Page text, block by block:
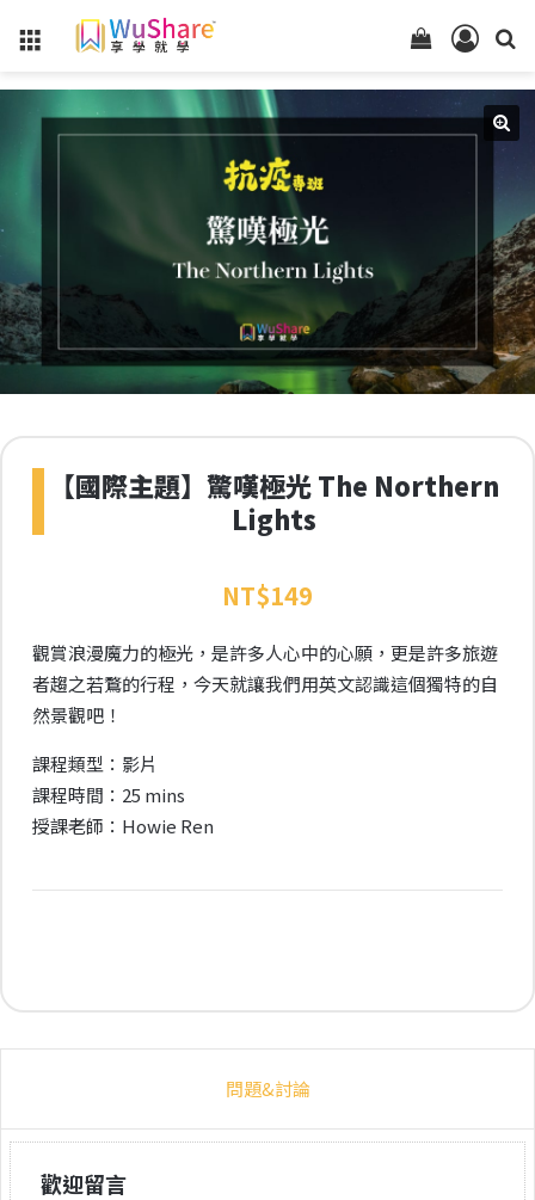
Menu
登
查
的
狀
態
【國際主題】驚嘆極光 The Northern
Lights
NT$149
觀賞浪漫魔力的極光，是許多人心中的心願，更是許多旅遊
者趨之若鶩的行程，今天就讓我們用英文認識這個獨特的自
然景觀吧！
課程類型：影片
課程時間：25 mins
授課老師：Howie Ren
問題&討論
歡迎留言